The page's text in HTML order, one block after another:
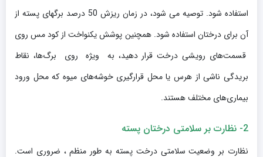
استفاده شود. توصیه می شود، در زمان ریزش 50 درصد برگهای پسته از
آن برای درختان استفاده شود. همچنین پوشش یکنواخت از کود مس روی
قسمت‌های رویشی درخت قرار دهید، به ویژه روی برگ‌ها، نقاط
بریدگی ناشی از هرس یا محل قرارگیری خوشه‌های میوه که محل ورود
بیماری‌های مختلف هستند.
2- نظارت بر سلامتی درختان پسته
نظارت بر وضعیت سلامتی درخت پسته به طور منظم ، ضروری است.